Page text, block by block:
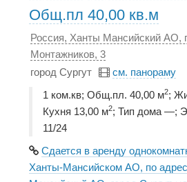
Общ.пл 40,00 кв.м
Россия, Ханты Мансийский АО,
Монтажников, 3
город Сургут
см. панораму
1 ком.кв; Общ.пл. 40,00 м2;
Кухня 13,00 м2; Тип дома —;
11/24
Сдается в аренду
Ханты-Мансийском АО, по